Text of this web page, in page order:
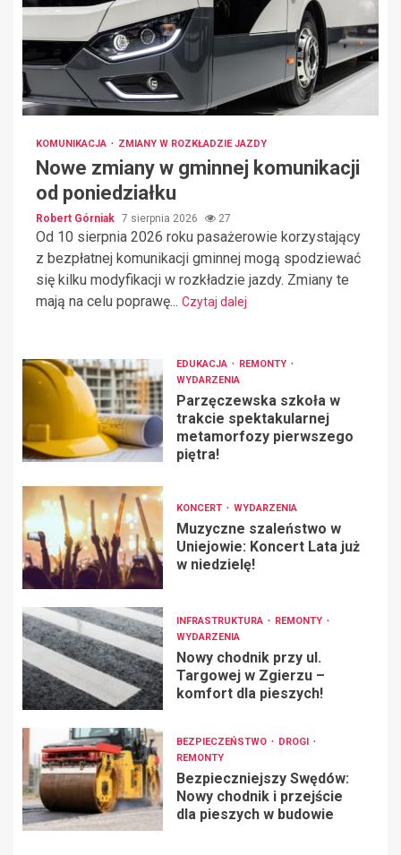
KOMUNIKACJA ZMIANY W ROZKŁADZIE JAZDY
Nowe zmiany w gminnej komunikacji
od poniedziałku
Robert Górniak 7 sierpnia 2026 27
Od 10 sierpnia 2026 roku pasażerowie korzystający
z bezpłatnej komunikacji gminnej mogą spodziewać
się kilku modyfikacji w rozkładzie jazdy. Zmiany te
mają na celu poprawę... Czytaj dalej
EDUKACJA
REMONTY
WYDARZENIA
Parzęczewska szkoła w
trakcie spektakularnej
metamorfozy pierwszego
piętra!
KONCERT WYDARZENIA
Muzyczne szaleństwo w
Uniejowie: Koncert Lata już
w niedzielę!
INFRASTRUKTURA
REMONTY
WYDARZENIA
Nowy chodnik przy ul.
Targowej w Zgierzu –
komfort dla pieszych!
BEZPIECZEŃSTWO
DROGI
REMONTY
Bezpieczniejszy Swędów:
Nowy chodnik i przejście
dla pieszych w budowie